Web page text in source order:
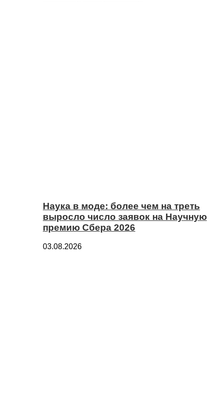
Наука в моде: более чем на треть
выросло число заявок на Научную
премию Сбера 2026
03.08.2026